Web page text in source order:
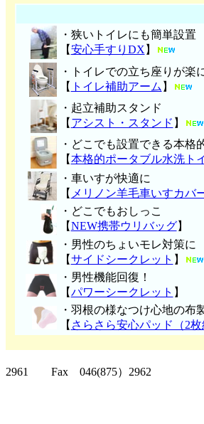
・狭いトイレにも簡単設置
【安心手すりDX 】
・トイレでの立ち座りが楽
【 トイレ補助アーム 】
・起立補助スタンド
【 アシスト・スタンド 】
・どこでも設置できる本格
【本格的ポータブル水洗ト
・車いすが快適に
【 メリノン羊毛車いすカバ
・どこでもおしっこ
【NEW携帯ウリバッグ】
・男性のちょいモレ対策に
【サイドシークレット 】
・男性機能回復！
【パワーシークレット 】
・ 羽根の様なつけ心地の布
【 さらさら安心パッド（2枚
2961 Fax 046(875）2962